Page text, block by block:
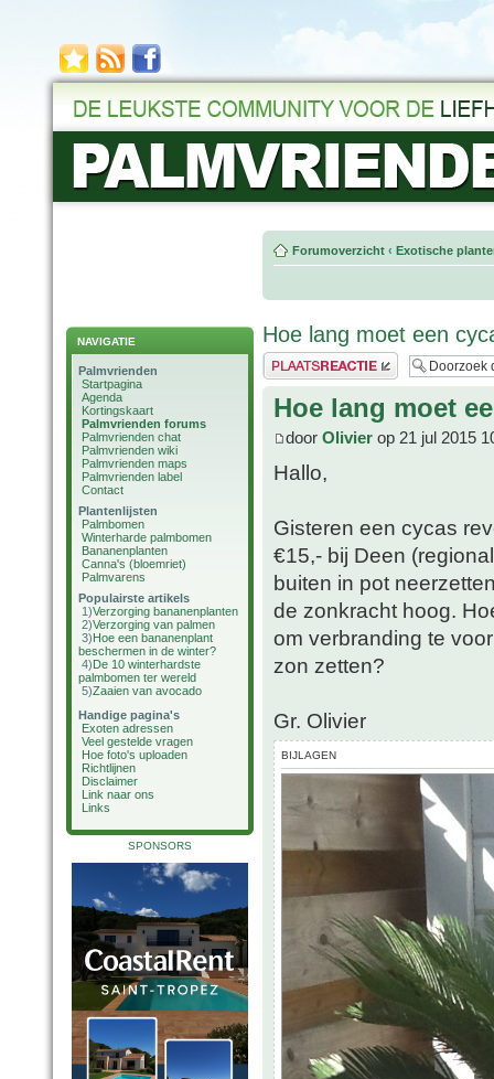
NAVIGATIE
Palmvrienden
Startpagina
Agenda
Kortingskaart
Palmvrienden forums
Palmvrienden chat
Palmvrienden wiki
Palmvrienden maps
Palmvrienden label
Contact
Plantenlijsten
Palmbomen
Winterharde palmbomen
Bananenplanten
Canna's (bloemriet)
Palmvarens
Populairste artikels
1)Verzorging bananenplanten
2)Verzorging van palmen
3)Hoe een bananenplant
beschermen in de winter?
4)De 10 winterhardste
palmbomen ter wereld
5)Zaaien van avocado
Handige pagina's
Exoten adressen
Veel gestelde vragen
Hoe foto's uploaden
Richtlijnen
Disclaimer
Link naar ons
Links
SPONSORS
Forumoverzicht ‹ Exotische
Hoe lang moet een
Plaats een reactie
Hoe lang moet
door Olivier op 21 jul 2015
Hallo,
Gisteren een cycas
€15,- bij Deen
buiten in pot
de zonkracht hoog.
om verbranding te
zon zetten?
Gr. Olivier
BIJLAGEN